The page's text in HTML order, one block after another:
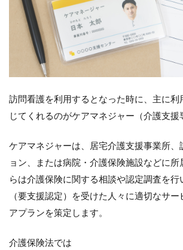
マ
ネ
ジ
要
護
定
務
と
は
受付
訪問看護を利用するとなった時に、主に利
じてくれるのがケアマネジャー（介護支援
ケアマネジャーは、居宅介護支援事業所、
ョン、または病院・介護保険施設などに所
らは介護保険に関する相談や認定調査を行
（要支援認定）を受けた人々に適切なサ
アプランを策定します。
介護保険法では